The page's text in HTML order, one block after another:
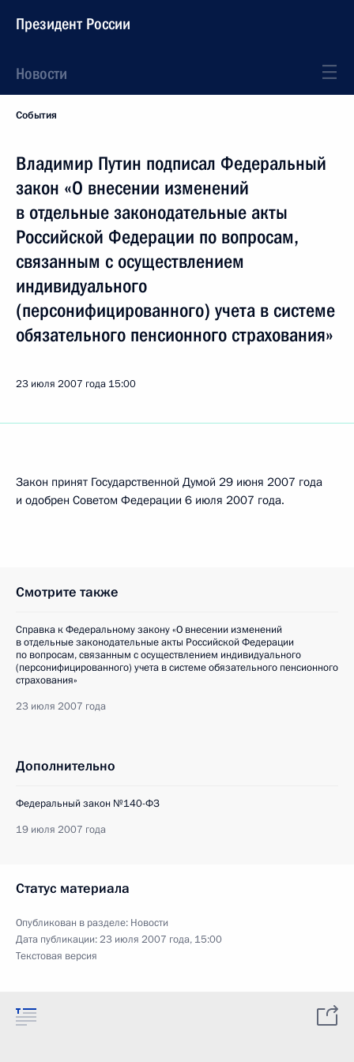
Президент России
Новости
События
Владимир Путин подписал Федеральный
закон «О внесении изменений
в отдельные законодательные акты
Российской Федерации по вопросам,
связанным с осуществлением
индивидуального
(персонифицированного) учета в системе
обязательного пенсионного страхования»
23 июля 2007 года 15:00
Закон принят Государственной Думой 29 июня 2007 года
и одобрен Советом Федерации 6 июля 2007 года.
Смотрите также
Справка к Федеральному закону «О внесении изменений
в отдельные законодательные акты Российской Федерации
по вопросам, связанным с осуществлением индивидуального
(персонифицированного) учета в системе обязательного пенсионного
страхования»
23 июля 2007 года
Дополнительно
Федеральный закон №140-ФЗ
19 июля 2007 года
Статус материала
Опубликован в разделе: Новости
Дата публикации:23 июля 2007 года, 15:00
Текстовая версия